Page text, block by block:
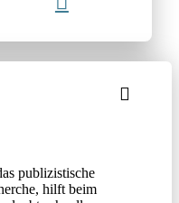
publizistische
hilft beim